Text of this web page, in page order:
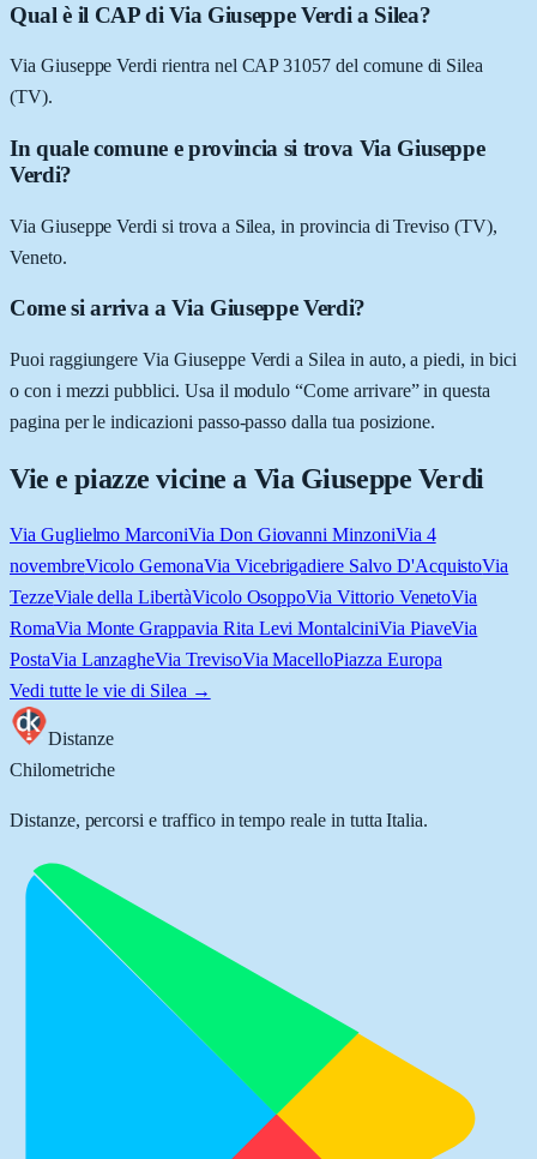
Qual è il CAP di Via Giuseppe Verdi a Silea?
Via Giuseppe Verdi rientra nel CAP 31057 del comune di Silea
(TV).
In quale comune e provincia si trova Via Giuseppe
Verdi?
Via Giuseppe Verdi si trova a Silea, in provincia di Treviso (TV),
Veneto.
Come si arriva a Via Giuseppe Verdi?
Puoi raggiungere Via Giuseppe Verdi a Silea in auto, a piedi, in bici
o con i mezzi pubblici. Usa il modulo “Come arrivare” in questa
pagina per le indicazioni passo-passo dalla tua posizione.
Vie e piazze vicine a Via Giuseppe Verdi
Via Guglielmo MarconiVia Don Giovanni MinzoniVia 4
novembreVicolo GemonaVia Vicebrigadiere Salvo D'AcquistoVia
TezzeViale della LibertàVicolo OsoppoVia Vittorio VenetoVia
RomaVia Monte Grappavia Rita Levi MontalciniVia PiaveVia
PostaVia LanzagheVia TrevisoVia MacelloPiazza Europa
Vedi tutte le vie di Silea →
Distanze
Chilometriche
Distanze, percorsi e traffico in tempo reale in tutta Italia.